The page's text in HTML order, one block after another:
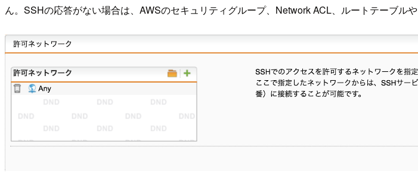
ん。SSHの応答がない場合は、AWSのセキュリティグループ、Network ACL、ルートテーブルや